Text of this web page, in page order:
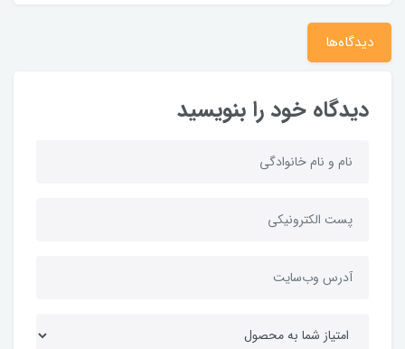
دیدگاه‌ها
دیدگاه خود را بنویسید